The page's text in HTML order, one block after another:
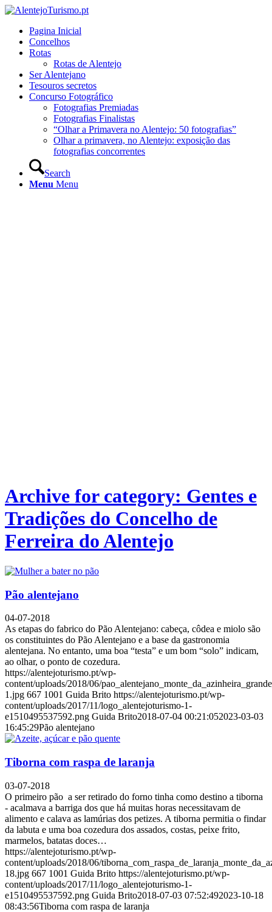
Pagina Inicial
Concelhos
Rotas
Rotas de Alentejo
Ser Alentejano
Tesouros secretos
Concurso Fotográfico
Fotografias Premiadas
Fotografias Finalistas
“Olhar a Primavera no Alentejo: 50 fotografias”
Olhar a primavera, no Alentejo: exposição das
fotografias concorrentes
Search
Menu Menu
Archive for category: Gentes e
Tradições do Concelho de
Ferreira do Alentejo
Pão alentejano
04-07-2018
As etapas do fabrico do Pão Alentejano: cabeça, côdea e miolo são
os constituintes do Pão Alentejano e a base da gastronomia
alentejana. No entanto, uma boa “testa” e um bom “solo” indicam,
ao olhar, o ponto de cozedura.
https://alentejoturismo.pt/wp-
content/uploads/2018/06/
1.jpg 667 1001 Guida Brito https://alentejoturismo.pt/wp-
content/uploads/2017/11/logo_alentejoturismo-1-
e1510495537592.png Guida Brito2018-07-04 00:21:052023-03-03
16:45:29Pão alentejano
Tiborna com raspa de laranja
03-07-2018
O primeiro pão a ser retirado do forno tinha como destino a tiborna
- acalmava a barriga dos que há muitas horas necessitavam de
alimento e calava as lamúrias dos petizes. A tiborna permitia o findar
da labuta e uma boa cozedura dos assados, costas, peixe frito,
marmelos, batatas doces…
https://alentejoturismo.pt/wp-
content/uploads/2018/06/
18.jpg 667 1001 Guida Brito https://alentejoturismo.pt/wp-
content/uploads/2017/11/logo_alentejoturismo-1-
e1510495537592.png Guida Brito2018-07-03 07:52:492023-10-18
08:43:56Tiborna com raspa de laranja